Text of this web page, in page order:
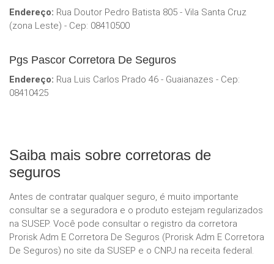
Endereço: Rua Doutor Pedro Batista 805 - Vila Santa Cruz
(zona Leste) - Cep: 08410500
Pgs Pascor Corretora De Seguros
Endereço: Rua Luis Carlos Prado 46 - Guaianazes - Cep:
08410425
Saiba mais sobre corretoras de
seguros
Antes de contratar qualquer seguro, é muito importante
consultar se a seguradora e o produto estejam regularizados
na SUSEP. Você pode consultar o registro da corretora
Prorisk Adm E Corretora De Seguros (Prorisk Adm E Corretora
De Seguros) no site da SUSEP e o CNPJ na receita federal.